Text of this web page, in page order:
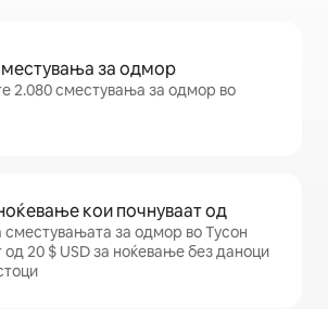
за одмор
2.080 сместувања за одмор во
кои почнуваат од
сместувањата за одмор во Тусон
од 20 $ USD за ноќевање без даноци